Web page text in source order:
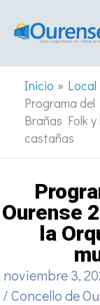
Inicio Local
Programa
Brañas Folk y
castañas
Ourense
la
noviembre 3,
/Concello de